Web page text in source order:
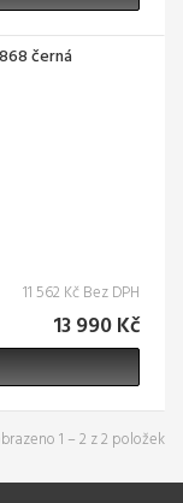
černá
11 562 Kč Bez DPH
13 990 Kč
1 – 2 z 2 položek